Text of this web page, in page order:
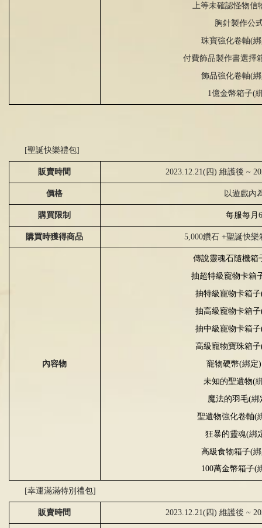
上等未確認怪物信
胸針製作公
珠寶強化卷軸(綁
付費飾品製作書選擇
飾品強化卷軸(綁
1億金幣箱子(
[聖誕快樂禮包]
販賣時間 2023.12.21(四) 維護後 ~
價格 以遊戲內
購買限制 每服每月
購買時獲得商品 5,000鑽石 +聖誕快樂
內容物
傳說靈魂石隨機箱
抽超特級寵物卡箱
抽特級寵物卡箱子
抽高級寵物卡箱子
抽中級寵物卡箱子
高級寵物寶珠箱子
寵物硬幣(綁定
未知的聖遺物(
魔法的羽毛(綁
聖遺物強化卷軸(
狂暴的靈魂(綁
高級食物箱子(綁
100萬金幣箱子(
[幸運滿滿特別禮包]
販賣時間 2023.12.21(四) 維護後 ~